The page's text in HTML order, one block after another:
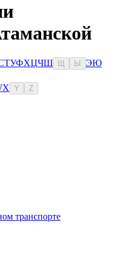
ТУФХЦЧШ Ы ЭЮ
X Y Z
транспорте